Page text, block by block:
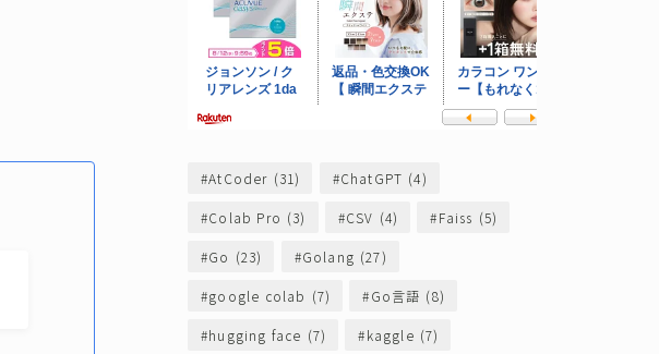
AtCoder (31) ChatGPT (4)
Colab Pro (3) CSV (4) Faiss (5)
Go (23) Golang (27)
google colab (7) Go言語 (8)
hugging face (7) kaggle (7)